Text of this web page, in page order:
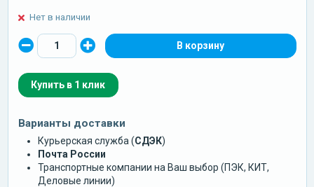
Нет в наличии
Купить в 1 клик
Варианты доставки
Курьерская служба (СДЭК)
Почта России
Транспортные компании на Ваш выбор (ПЭК, КИТ,
Деловые линии)